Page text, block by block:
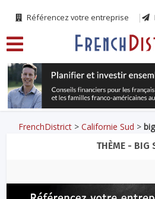
Référencez votre entreprise
FrenchDistrict >Californie Sud >
THÈME - BIG